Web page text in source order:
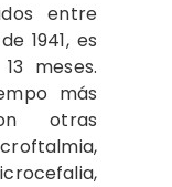
entre
1941, es
meses.
más
otras